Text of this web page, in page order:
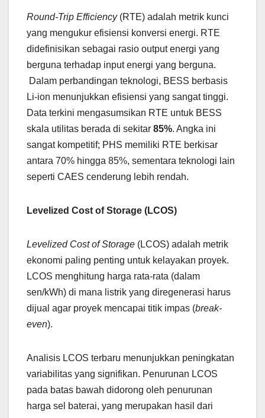
Round-Trip Efficiency(RTE) adalah metrik kunci
yang mengukur efisiensi konversi energi. RTE
didefinisikan sebagai rasio output energi yang
berguna terhadap input energi yang berguna.
Dalam perbandingan teknologi, BESS berbasis
Li-ion menunjukkan efisiensi yang sangat tinggi.
Data terkini mengasumsikan RTE untuk BESS
skala utilitas berada di sekitar 85%. Angka ini
sangat kompetitif; PHS memiliki RTE berkisar
antara 70% hingga 85%, sementara teknologi lain
seperti CAES cenderung lebih rendah.
Levelized Cost of Storage (LCOS)
Levelized Cost of Storage (LCOS) adalah metrik
ekonomi paling penting untuk kelayakan proyek.
LCOS menghitung harga rata-rata (dalam
sen/kWh) di mana listrik yang diregenerasi harus
dijual agar proyek mencapai titik impas (break-
even).
Analisis LCOS terbaru menunjukkan peningkatan
variabilitas yang signifikan. Penurunan LCOS
pada batas bawah didorong oleh penurunan
harga sel baterai, yang merupakan hasil dari